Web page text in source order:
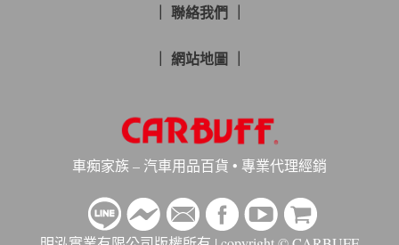
｜ 聯絡我們 ｜
｜ 網站地圖 ｜
車痴家族 – 汽車用品百貨 • 專業代理經銷